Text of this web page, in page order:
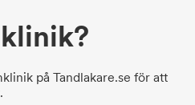
på Tandlakare.se för att